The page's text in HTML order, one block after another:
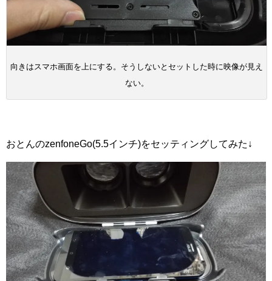
向きはスマホ画面を上にする。そうしないとセットした時に映像が見え
ない。
おとんのzenfoneGo(5.5インチ)をセッティングしてみた↓